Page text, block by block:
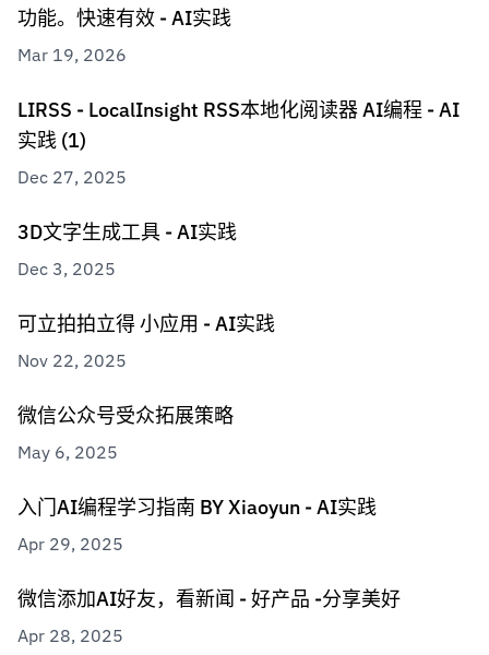
功能。快速有效 - AI实践
Mar 19, 2026
LIRSS - LocalInsight RSS本地化阅读器 AI编程 - AI
实践 (1)
Dec 27, 2025
3D文字生成工具 - AI实践
Dec 3, 2025
可立拍拍立得 小应用 - AI实践
Nov 22, 2025
微信公众号受众拓展策略
May 6, 2025
入门AI编程学习指南 BY Xiaoyun - AI实践
Apr 29, 2025
微信添加AI好友，看新闻 - 好产品 -分享美好
Apr 28, 2025